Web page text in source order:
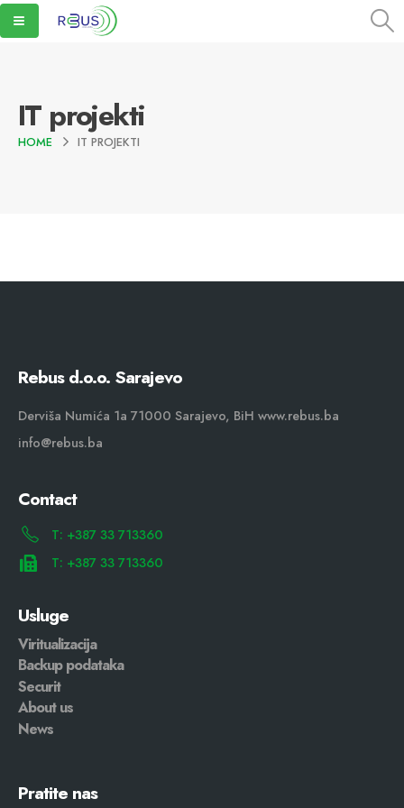
IT projekti
HOME IT PROJEKTI
Rebus d.o.o. Sarajevo
Derviša Numića 1a 71000 Sarajevo, BiH www.rebus.ba
info@rebus.ba
Contact
T: +387 33 713360
T: +387 33 713360
Usluge
Viritualizacija
Backup podataka
Securit
About us
News
Pratite nas